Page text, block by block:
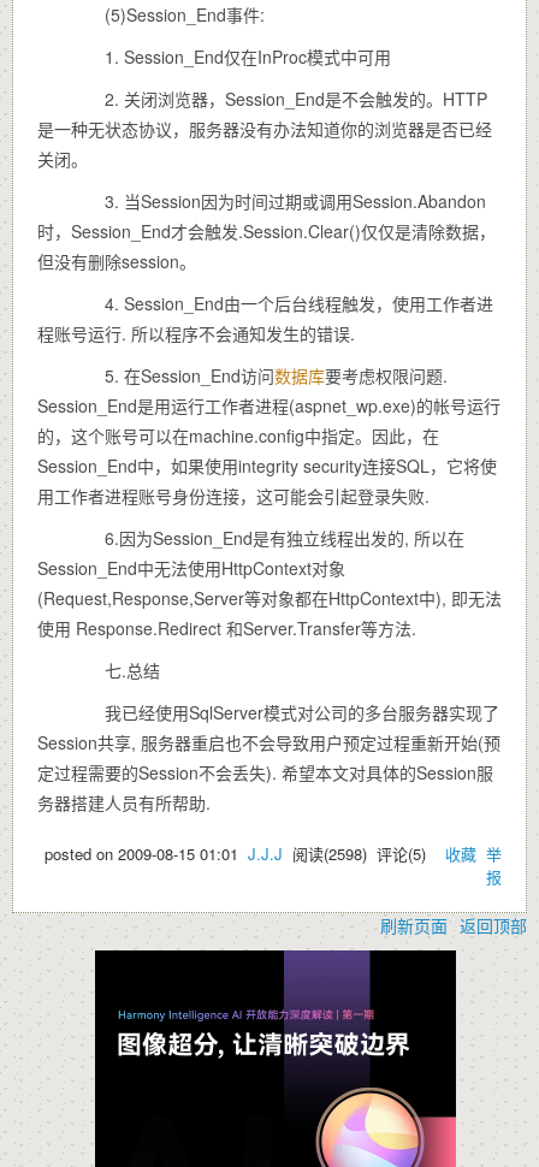
(5)Session_End事件:
1. Session_End仅在InProc模式中可用
2. 关闭浏览器，Session_End是不会触发的。HTTP
是一种无状态协议，服务器没有办法知道你的浏览器是否已经
关闭。
3. 当Session因为时间过期或调用Session.Abandon
时，Session_End才会触发.Session.Clear()仅仅是清除数据，
但没有删除session。
4. Session_End由一个后台线程触发，使用工作者进
程账号运行. 所以程序不会通知发生的错误.
5. 在Session_End访问数据库要考虑权限问题.
Session_End是用运行工作者进程(aspnet_wp.exe)的帐号运行
的，这个账号可以在machine.config中指定。因此，在
Session_End中，如果使用integrity security连接SQL，它将使
用工作者进程账号身份连接，这可能会引起登录失败.
6.因为Session_End是有独立线程出发的, 所以在
Session_End中无法使用HttpContext对象
(Request,Response,Server等对象都在HttpContext中), 即无法
使用 Response.Redirect 和Server.Transfer等方法.
七.总结
我已经使用SqlServer模式对公司的多台服务器实现了
Session共享, 服务器重启也不会导致用户预定过程重新开始(预
定过程需要的Session不会丢失). 希望本文对具体的Session服
务器搭建人员有所帮助.
posted on 2009-08-15 01:01 J.J.J 阅读(2598) 评论(5) 收藏 举
报
刷新页面 返回顶部